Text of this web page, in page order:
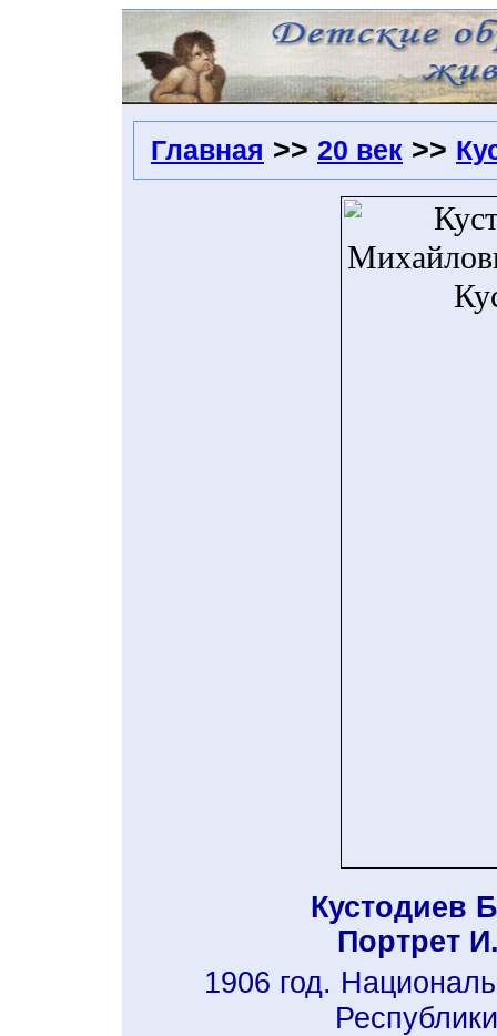
Главная >> 20 век >>
Кустодиев
Портрет
1906 год.